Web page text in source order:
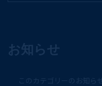
お知らせ
このカテゴリーのお知ら